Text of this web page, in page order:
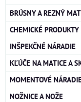
BRÚSNY A REZNÝ
CHEMICKÉ PRODUKTY
INŠPEKČNÉ NÁRADIE
KĽÚČE NA MATICE A
MOMENTOVÉ
NOŽNICE A NOŽE